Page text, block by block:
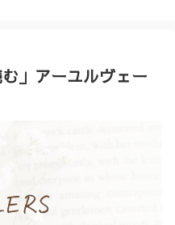
」アーユルヴェー